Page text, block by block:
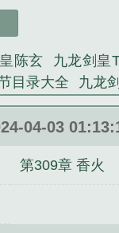
说。
陈玄 九龙剑皇
目录大全 九龙
笔趣阁 九龙剑
后方 苟在修真
：修炼至元婴归来
04-03
第309章 香火